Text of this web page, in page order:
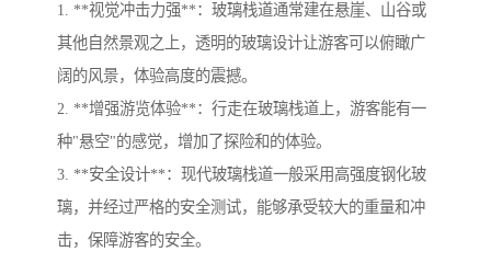
1. **视觉冲击力强**：玻璃栈道通常建在悬崖、山谷或
其他自然景观之上，透明的玻璃设计让游客可以俯瞰广
阔的风景，体验高度的震撼。
2. **增强游览体验**：行走在玻璃栈道上，游客能有一
种"悬空"的感觉，增加了探险和的体验。
3. **安全设计**：现代玻璃栈道一般采用高强度钢化玻
璃，并经过严格的安全测试，能够承受较大的重量和冲
击，保障游客的安全。